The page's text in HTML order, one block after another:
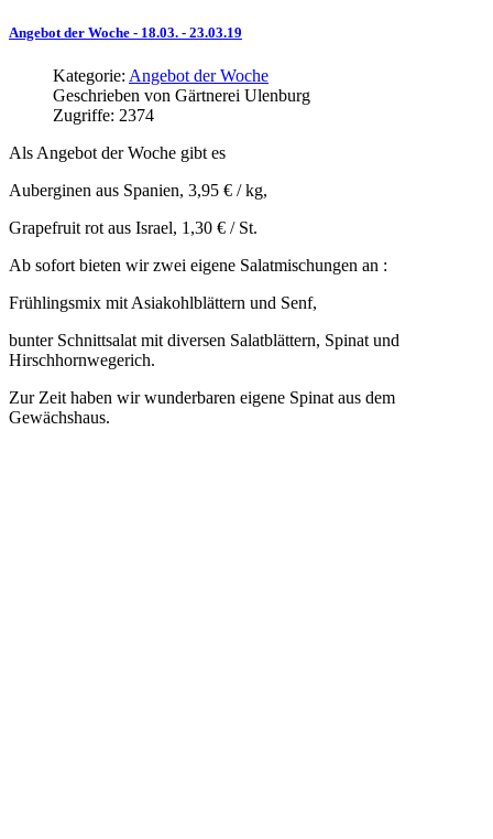
Angebot der Woche - 18.03. - 23.03.19
Kategorie: Angebot der Woche
Geschrieben von Gärtnerei Ulenburg
Zugriffe: 2374
Als Angebot der Woche gibt es
Auberginen aus Spanien, 3,95 € / kg,
Grapefruit rot aus Israel, 1,30 € / St.
Ab sofort bieten wir zwei eigene Salatmischungen an :
Frühlingsmix mit Asiakohlblättern und Senf,
bunter Schnittsalat mit diversen Salatblättern, Spinat und
Hirschhornwegerich.
Zur Zeit haben wir wunderbaren eigene Spinat aus dem
Gewächshaus.